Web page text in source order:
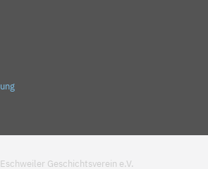
Geschichtsverein e.V.